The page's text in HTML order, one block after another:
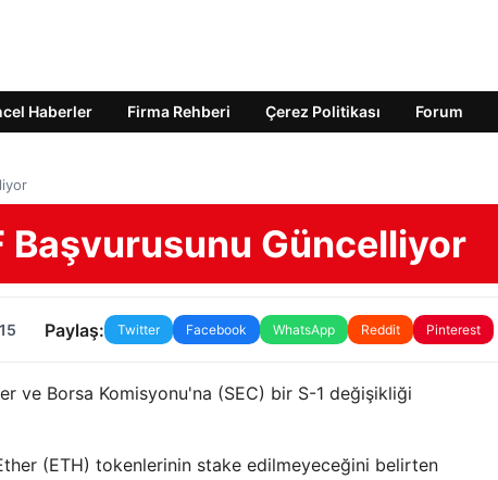
Haberler Firma Rehberi Çerez Politikası Forum
Başvurusunu Güncelliyor
Paylaş: Twitter Facebook WhatsApp Reddit Pinterest
ve Borsa Komisyonu'na (SEC) bir S-1 değişikliği
(ETH) tokenlerinin stake edilmeyeceğini belirten